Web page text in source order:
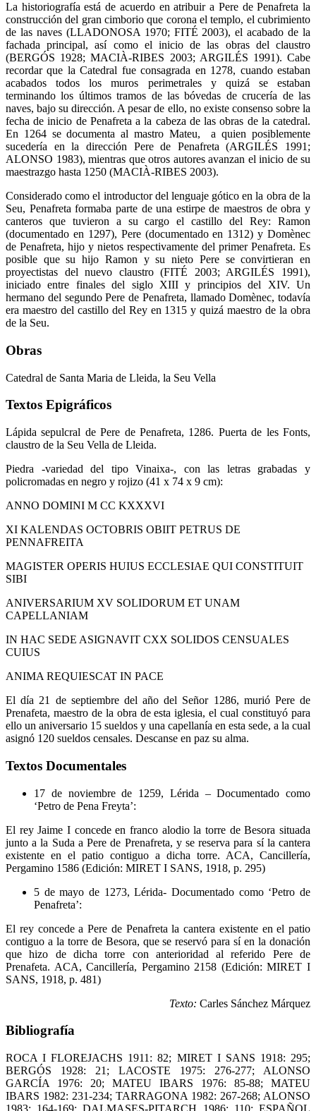
La historiografía está de acuerdo en atribuir a Pere de Penafreta la
construcción del gran cimborio que corona el templo, el cubrimiento
de las naves (LLADONOSA 1970; FITÉ 2003), el acabado de la
fachada principal, así como el inicio de las obras del claustro
(BERGÓS 1928; MACIÀ-RIBES 2003; ARGILÉS 1991). Cabe
recordar que la Catedral fue consagrada en 1278, cuando estaban
acabados todos los muros perimetrales y quizá se estaban
terminando los últimos tramos de las bóvedas de crucería de las
naves, bajo su dirección. A pesar de ello, no existe consenso sobre la
fecha de inicio de Penafreta a la cabeza de las obras de la catedral.
En 1264 se documenta al mastro Mateu, a quien posiblemente
sucedería en la dirección Pere de Penafreta (ARGILÉS 1991;
ALONSO 1983), mientras que otros autores avanzan el inicio de su
maestrazgo hasta 1250 (MACIÀ-RIBES 2003).
Considerado como el introductor del lenguaje gótico en la obra de la
Seu, Penafreta formaba parte de una estirpe de maestros de obra y
canteros que tuvieron a su cargo el castillo del Rey: Ramon
(documentado en 1297), Pere (documentado en 1312) y Domènec
de Penafreta, hijo y nietos respectivamente del primer Penafreta. Es
posible que su hijo Ramon y su nieto Pere se convirtieran en
proyectistas del nuevo claustro (FITÉ 2003; ARGILÉS 1991),
iniciado entre finales del siglo XIII y principios del XIV. Un
hermano del segundo Pere de Penafreta, llamado Domènec, todavía
era maestro del castillo del Rey en 1315 y quizá maestro de la obra
de la Seu.
Obras
Catedral de Santa Maria de Lleida, la Seu Vella
Textos Epigráficos
Lápida sepulcral de Pere de Penafreta, 1286. Puerta de les Fonts,
claustro de la Seu Vella de Lleida.
Piedra -variedad del tipo Vinaixa-, con las letras grabadas y
policromadas en negro y rojizo (41 x 74 x 9 cm):
ANNO DOMINI M CC KXXXVI
XI KALENDAS OCTOBRIS OBIIT PETRUS DE
PENNAFREITA
MAGISTER OPERIS HUIUS ECCLESIAE QUI CONSTITUIT
SIBI
ANIVERSARIUM XV SOLIDORUM ET UNAM
CAPELLANIAM
IN HAC SEDE ASIGNAVIT CXX SOLIDOS CENSUALES
CUIUS
ANIMA REQUIESCAT IN PACE
El día 21 de septiembre del año del Señor 1286, murió Pere de
Prenafeta, maestro de la obra de esta iglesia, el cual constituyó para
ello un aniversario 15 sueldos y una capellanía en esta sede, a la cual
asignó 120 sueldos censales. Descanse en paz su alma.
Textos Documentales
17 de noviembre de 1259, Lérida – Documentado como
‘Petro de Pena Freyta’:
El rey Jaime I concede en franco alodio la torre de Besora situada
junto a la Suda a Pere de Prenafreta, y se reserva para sí la cantera
existente en el patio contiguo a dicha torre. ACA, Cancillería,
Pergamino 1586 (Edición: MIRET I SANS, 1918, p. 295)
5 de mayo de 1273, Lérida- Documentado como ‘Petro de
Penafreta’:
El rey concede a Pere de Penafreta la cantera existente en el patio
contiguo a la torre de Besora, que se reservó para sí en la donación
que hizo de dicha torre con anterioridad al referido Pere de
Prenafeta. ACA, Cancillería, Pergamino 2158 (Edición: MIRET I
SANS, 1918, p. 481)
Texto: Carles Sánchez Márquez
Bibliografía
ROCA I FLOREJACHS 1911: 82; MIRET I SANS 1918: 295;
BERGÓS 1928: 21; LACOSTE 1975: 276-277; ALONSO
GARCÍA 1976: 20; MATEU IBARS 1976: 85-88; MATEU
IBARS 1982: 231-234; TARRAGONA 1982: 267-268; ALONSO
1983: 164-169; DALMASES-PITARCH 1986: 110; ESPAÑOL